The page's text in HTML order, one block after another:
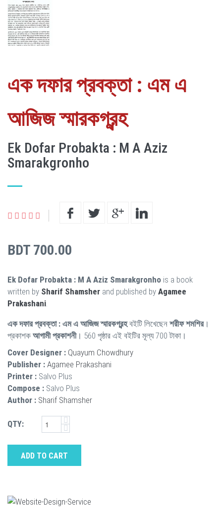
এক দফার প্রবক্তা : এম এ
আজিজ স্মারকগ্রন্হ
Ek Dofar Probakta : M A Aziz
Smarakgronho
BDT 700.00
Ek Dofar Probakta : M A Aziz Smarakgronho is a book
written by Sharif Shamsher and published by Agamee
Prakashani
এক দফার প্রবক্তা : এম এ আজিজ স্মারকগ্রন্হবইটি লিখেছেন শরীফ শমশির।
প্রকাশক আগামী প্রকাশনী। 560 পৃষ্ঠার এই বইটির মূল্য 700 টাকা।
Cover Designer : Quayum Chowdhury
Publisher : Agamee Prakashani
Printer : Salvo Plus
Compose : Salvo Plus
Author : Sharif Shamsher
QTY:
ADD TO CART